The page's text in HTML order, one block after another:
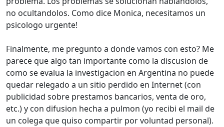
no ocultandolos. Como dice Monica, necesitamos un
psicologo urgente!
Finalmente, me pregunto a donde vamos con esto? Me
parece que algo tan importante como la discusion de
como se evalua la investigacion en Argentina no puede
quedar relegado a un sitio perdido en Internet (con
publicidad sobre prestamos bancarios, venta de oro,
etc.) y con difusion hecha a pulmon (yo recibi el mail de
un colega que quiso compartir por voluntad personal).